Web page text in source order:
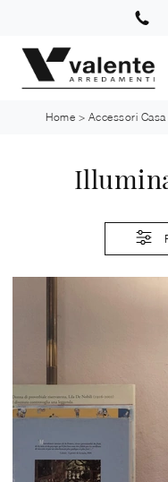
Home > Accessori Casa